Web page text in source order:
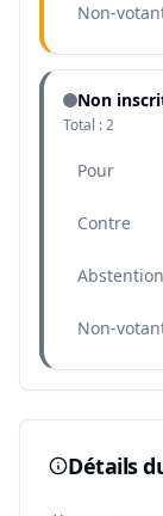
Non-
Non
Total :2
Pour
Contre
Abstention
Non-
Détails